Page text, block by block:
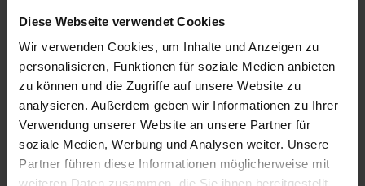
Diese Webseite verwendet Cookies
Wir verwenden Cookies, um Inhalte und Anzeigen zu
personalisieren, Funktionen für soziale Medien anbieten
zu können und die Zugriffe auf unsere Website zu
analysieren. Außerdem geben wir Informationen zu Ihrer
Verwendung unserer Website an unsere Partner für
soziale Medien, Werbung und Analysen weiter. Unsere
Partner führen diese Informationen möglicherweise mit
weiteren Daten zusammen, die Sie ihnen bereitgestellt
Sanitär Fliesen Renovierung
Sehr geehrte Damen und Herren, wir sind ein SHK-Meisterbetrieb und
suchen neue Aufträge im Bereich Renovierung und Sanierung von
Wohnungen, Hotels sowie Gewerbeobjekten. Unser Schwerpunkt liegt auf ..
Premium-Gesuchin 12347, Berlin 17.07.2026
Renovare la interior a locuințelor